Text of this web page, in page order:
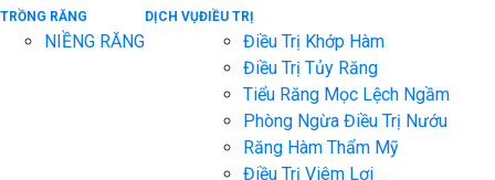
TRỒNG RĂNG
NIỀNG RĂNG
DỊCH VỤĐIỀU TRỊ
Điều Trị Khớp Hàm
Điều Trị Tủy Răng
Tiểu Răng Mọc Lệch Ngầm
Phòng Ngừa Điều Trị Nướu
Răng Hàm Thẩm Mỹ
Điều Trị Viêm Lợi